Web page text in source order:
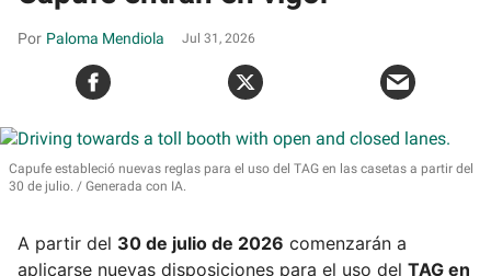
Paloma Mendiola Jul 31, 2026
Capufe estableció nuevas reglas para el uso del TAG en las casetas a partir del
30 de julio.
Generada con IA.
A partir del 30 de julio de 2026 comenzarán a
aplicarse nuevas disposiciones para el uso del TAG en